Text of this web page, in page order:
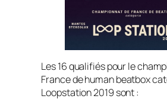
Les 16 qualifiés pour le
France de human beatbox
Loopstation 2019 sont :